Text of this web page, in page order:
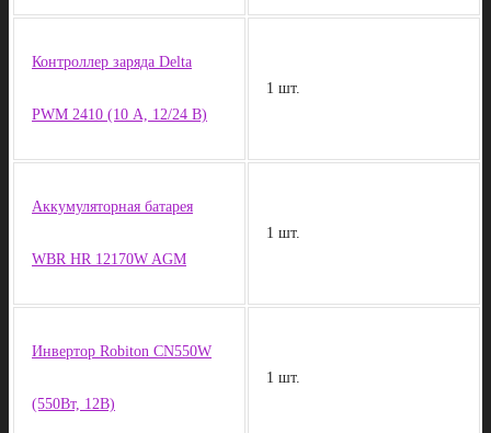
Контроллер заряда Delta
PWM 2410 (10 А, 12/24 В)
1 шт.
Аккумуляторная батарея
WBR НR 12170W AGM
1 шт.
Инвертор Robiton CN550W
(550Вт, 12В)
1 шт.